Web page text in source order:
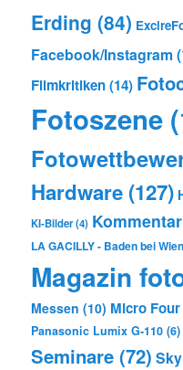
Erding (84)
Facebook/Instagram
Filmkritiken(14)
Fotoszene
Hardware (127)
KI-Bilder(4) Kommentar
LA GACILLY - Baden bei Wien
Magazin
Messen (10) Micro
Panasonic Lumix G-110 (6)
Seminare (72)